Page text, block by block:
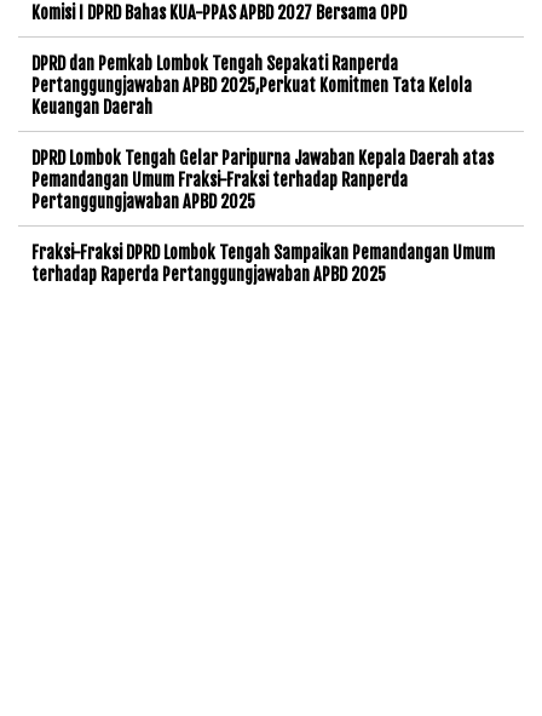
Komisi I DPRD Bahas KUA-PPAS APBD 2027 Bersama OPD
DPRD dan Pemkab Lombok Tengah Sepakati Ranperda
Pertanggungjawaban APBD 2025,Perkuat Komitmen Tata Kelola
Keuangan Daerah
DPRD Lombok Tengah Gelar Paripurna Jawaban Kepala Daerah atas
Pemandangan Umum Fraksi-Fraksi terhadap Ranperda
Pertanggungjawaban APBD 2025
Fraksi-Fraksi DPRD Lombok Tengah Sampaikan Pemandangan Umum
terhadap Raperda Pertanggungjawaban APBD 2025